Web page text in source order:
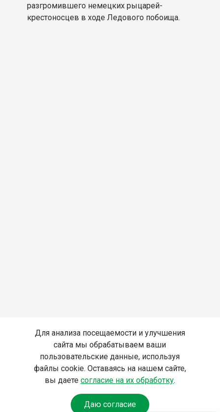
разгромившего немецких рыцарей-
крестоносцев в ходе Ледового побоища.
Для анализа посещаемости и улучшения
сайта мы обрабатываем ваши
пользовательские данные, используя
файлы cookie. Оставаясь на нашем сайте,
вы даете согласие на их обработку.
Даю согласие